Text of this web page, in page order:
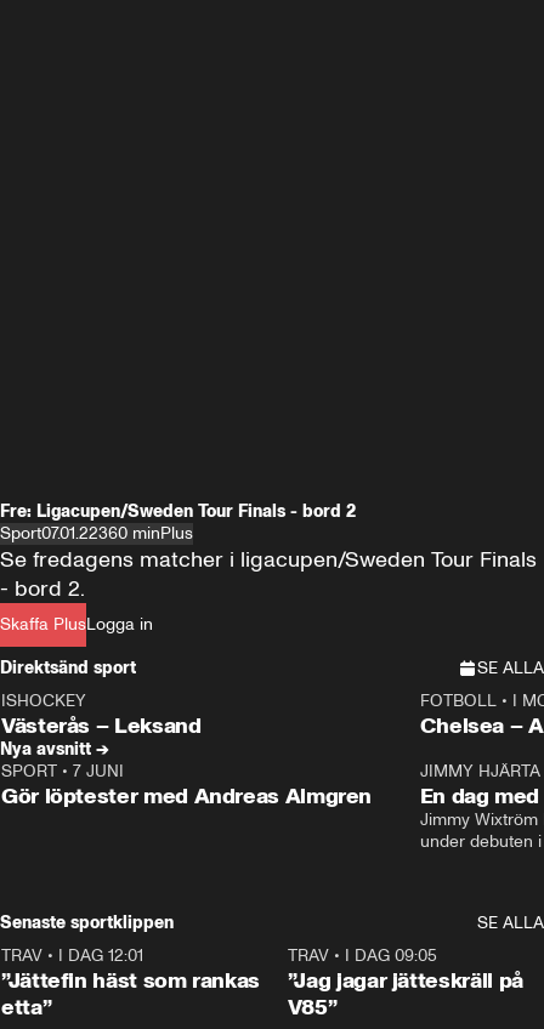
Fre: Ligacupen/Sweden Tour Finals - bord 2
Sport07.01.22360 minPlus
Skaffa PlusLogga in
Se fredagens matcher i ligacupen/Sweden Tour Finals
- bord 2.
Direktsänd sport
SE ALLA
Plus
ISHOCKEY
Västerås – Leksand
Plus
FOTBOLL• I
Nya avsnitt →
SPORT • 7 JUNI
Gör löptester med Andreas Almgren
JIMMY
En dag
Jimmy
under debuten
Senaste sportklippen
SE ALLA
TRAV • I DAG 12:01
”Jättefin häst som rankas
etta”
TRAV• I DAG 09:05
”Jag jagar jätteskräll på
V85”